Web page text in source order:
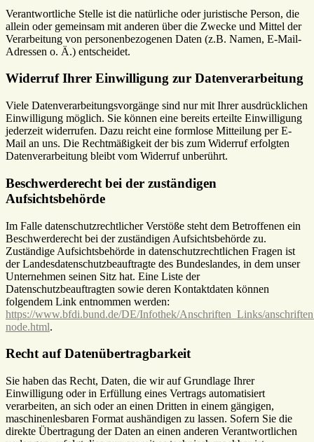
Verantwortliche Stelle ist die natürliche oder juristische Person, die
allein oder gemeinsam mit anderen über die Zwecke und Mittel der
Verarbeitung von personenbezogenen Daten (z.B. Namen, E-Mail-
Adressen o. Ä.) entscheidet.
Widerruf Ihrer Einwilligung zur Datenverarbeitung
Viele Datenverarbeitungsvorgänge sind nur mit Ihrer ausdrücklichen
Einwilligung möglich. Sie können eine bereits erteilte Einwilligung
jederzeit widerrufen. Dazu reicht eine formlose Mitteilung per E-
Mail an uns. Die Rechtmäßigkeit der bis zum Widerruf erfolgten
Datenverarbeitung bleibt vom Widerruf unberührt.
Beschwerderecht bei der zuständigen
Aufsichtsbehörde
Im Falle datenschutzrechtlicher Verstöße steht dem Betroffenen ein
Beschwerderecht bei der zuständigen Aufsichtsbehörde zu.
Zuständige Aufsichtsbehörde in datenschutzrechtlichen Fragen ist
der Landesdatenschutzbeauftragte des Bundeslandes, in dem unser
Unternehmen seinen Sitz hat. Eine Liste der
Datenschutzbeauftragten sowie deren Kontaktdaten können
folgendem Link entnommen werden:
https://www.bfdi.bund.de/DE/Infothek/Anschriften_Links/
node.html.
Recht auf Datenübertragbarkeit
Sie haben das Recht, Daten, die wir auf Grundlage Ihrer
Einwilligung oder in Erfüllung eines Vertrags automatisiert
verarbeiten, an sich oder an einen Dritten in einem gängigen,
maschinenlesbaren Format aushändigen zu lassen. Sofern Sie die
direkte Übertragung der Daten an einen anderen Verantwortlichen